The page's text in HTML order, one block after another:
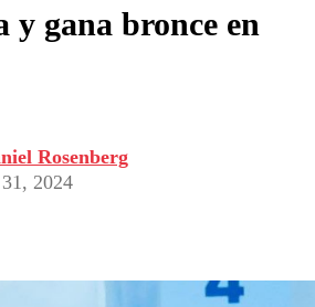
y gana bronce en
Rosenberg
2024